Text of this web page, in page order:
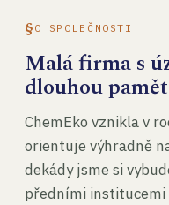
O SPOLEČNOSTI
Malá firma s
dlouhou
ChemEko vznikla v
orientuje výhradně
dekády jsme si
předními institucemi